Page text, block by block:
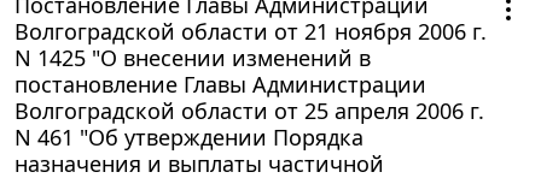
Волгоградской области от 21 ноября 2006 г.
N 1425 "О внесении изменений в
постановление Главы Администрации
Волгоградской области от 25 апреля 2006 г.
N 461 "Об утверждении Порядка
назначения и выплаты частичной